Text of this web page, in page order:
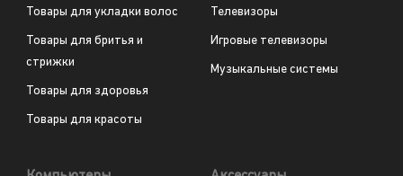
Товары для укладки волос
Товары для бритья и
стрижки
Товары для здоровья
Товары для красоты
Телевизоры
Игровые телевизоры
Музыкальные системы